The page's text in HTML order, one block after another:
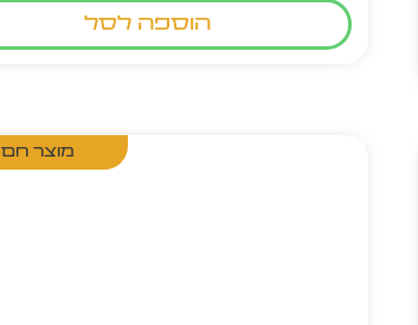
הוספה לסל
מוצר חם